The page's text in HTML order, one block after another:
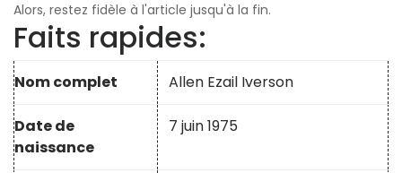
Alors, restez fidèle à l'article jusqu'à la fin.
Faits rapides:
Nom complet Allen Ezail Iverson
Date de
naissance
7 juin 1975